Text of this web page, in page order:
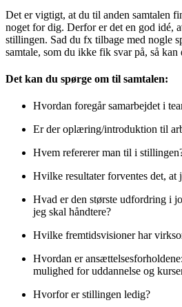
Det er vigtigt, at du til anden samtalen
noget for dig. Derfor er det en god idé,
stillingen. Sad du fx tilbage med nogle
samtale, som du ikke fik svar på, så kan
Det kan du spørge om til samtalen:
Hvordan foregår samarbejdet i
Er der oplæring/introduktion til
Hvem refererer man til i
Hvilke resultater forventes det, at
Hvad er den største udfordring i
jeg skal håndtere?
Hvilke fremtidsvisioner har
Hvordan er
mulighed for uddannelse og
Hvorfor er stillingen ledig?